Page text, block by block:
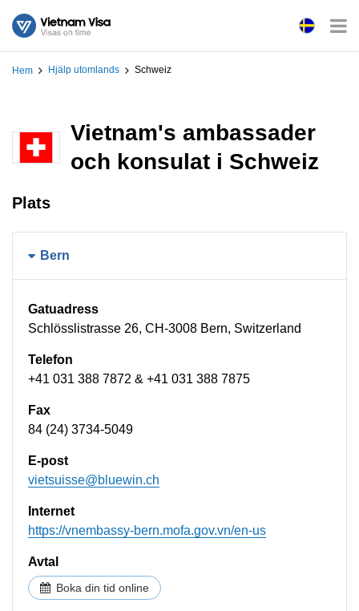
Hem Hjälp utomlands Schweiz
Vietnam's ambassader
och konsulat i Schweiz
Plats
Bern
Gatuadress
Schlösslistrasse 26, CH-3008 Bern, Switzerland
Telefon
+41 031 388 7872 & +41 031 388 7875
Fax
84 (24) 3734-5049
E-post
vietsuisse@bluewin.ch
Internet
https://vnembassy-bern.mofa.gov.vn/en-us
Avtal
Boka din tid online